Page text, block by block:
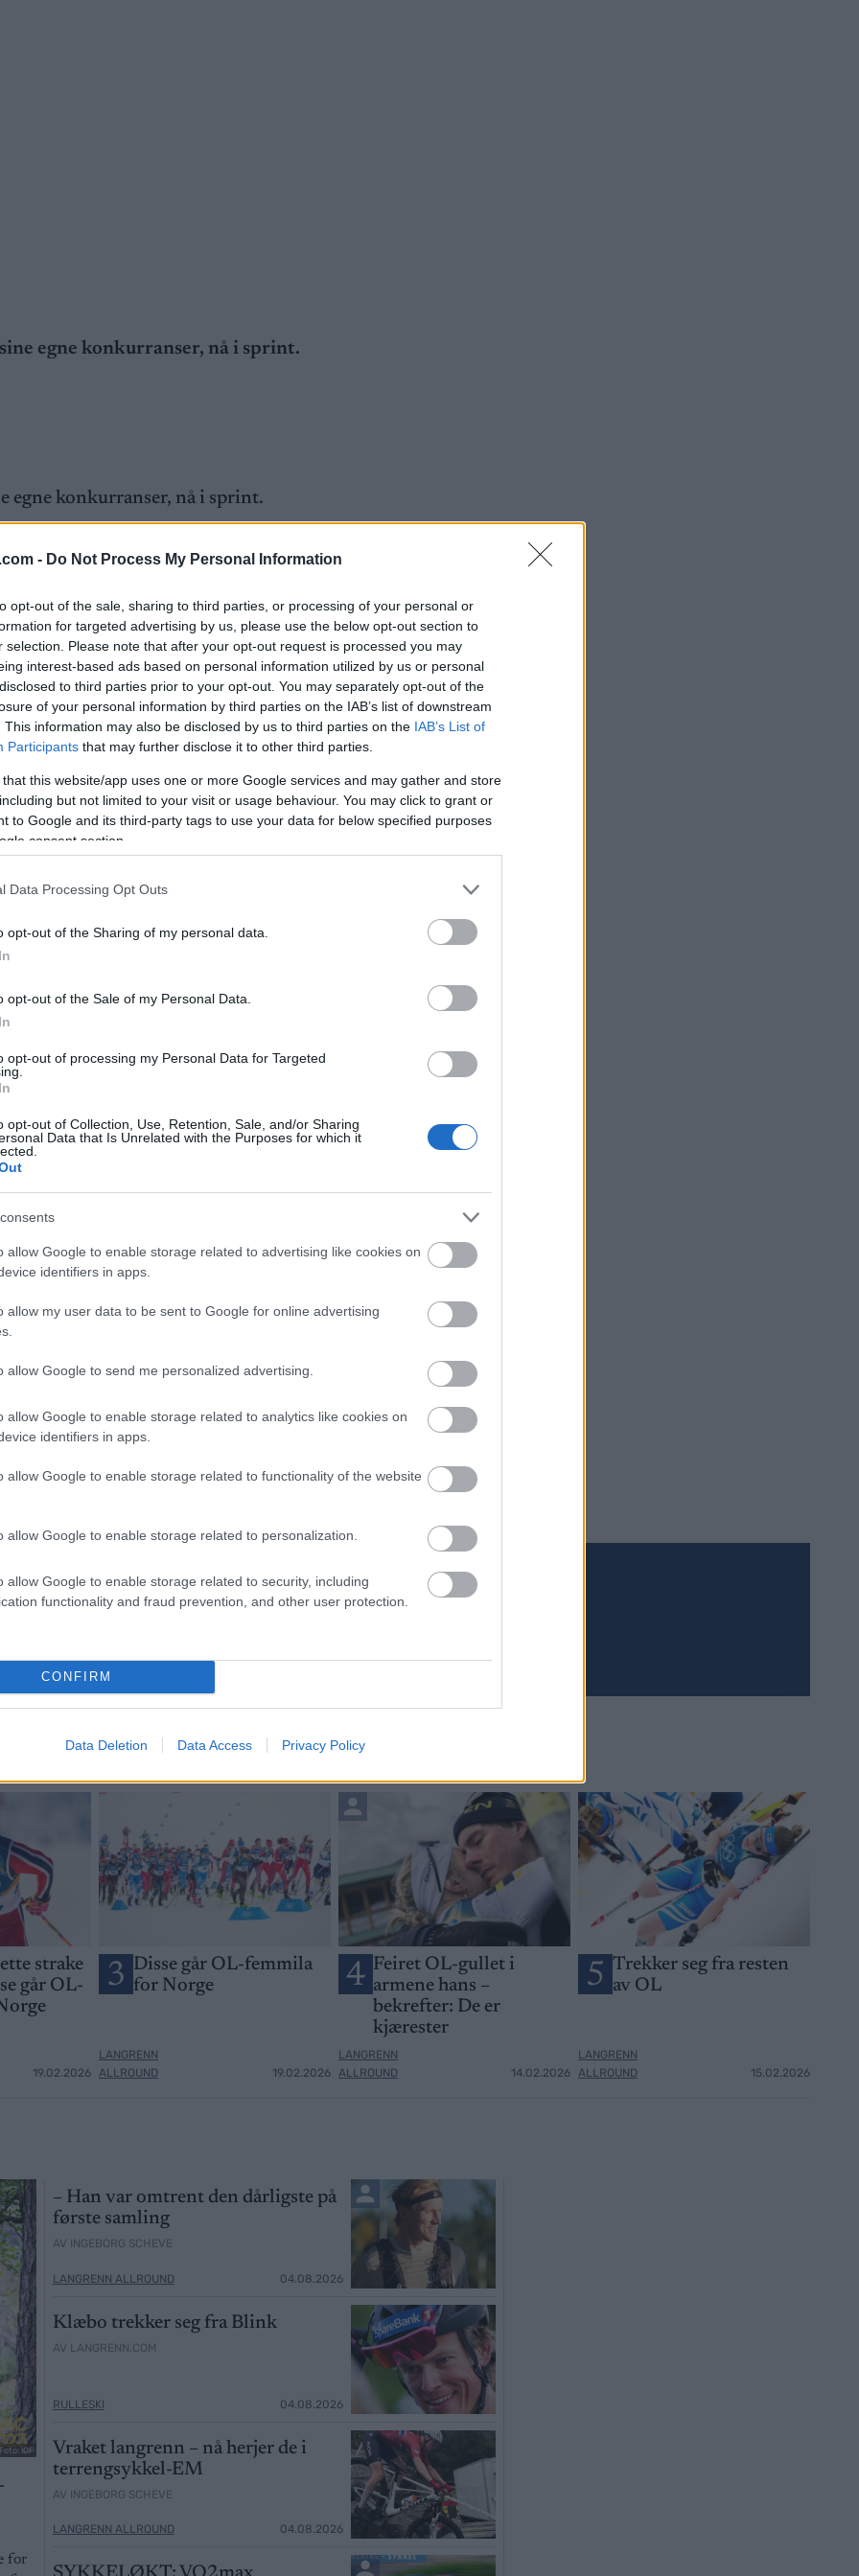
- Do Not Process My Personal Information
opt-out of the sale, sharing to third parties, or processing of your personal or
for targeted advertising by us, please use the below opt-out section to
selection. Please note that after your opt-out request is processed you may
interest-based ads based on personal information utilized by us or personal
to third parties prior to your opt-out. You may separately opt-out of the
of your personal information by third parties on the IAB’s list of downstream
This information may also be disclosed by us to third parties on the IAB’s List of
Participants that may further disclose it to other third parties.
that this website/app uses one or more Google services and may gather and store
but not limited to your visit or usage behaviour. You may click to grant or
to Google and its third-party tags to use your data for below specified purposes
consent section.
Data Processing Opt Outs
opt-out of the Sharing of my personal data.
opt-out of the Sale of my Personal Data.
opt-out of processing my Personal Data for Targeted
opt-out of Collection, Use, Retention, Sale, and/or Sharing
Data that Is Unrelated with the Purposes for which it
allow Google to enable storage related to advertising like cookies on
identifiers in apps.
allow my user data to be sent to Google for online advertising
allow Google to send me personalized advertising.
allow Google to enable storage related to analytics like cookies on
identifiers in apps.
allow Google to enable storage related to functionality of the website
allow Google to enable storage related to personalization.
allow Google to enable storage related to security, including
functionality and fraud prevention, and other user protection.
CONFIRM
Data Deletion Data Access Privacy Policy
egne konkurranser, nå i sprint.
egne konkurranser, nå i sprint.
For i likhet med Finland og Norge har det svenske
de har noen virkelige superjenter der. Men allikevel var
19 sekunder og 23 hundredeler.Hun vant for øvrig
prolog-konkurranse i klassisk teknikk fulgte sprinterne
totalt så er det begrenset hvor mye rock’n’roll det
go’biter av dueller, der er det som kjent 6 løpere i hvert
Challenge
strake
går OL-
19.02.2026
3 Disse går OL-femmila
for Norge
LANGRENN
ALLROUND
19.02.2026
4 Feiret OL-gullet i
armene hans –
bekrefter: De er
kjærester
LANGRENN
ALLROUND
14.02.2026
5 Trekker seg fra resten
av OL
LANGRENN
ALLROUND
15.02.2026
Foto: IOF
for
– Han var omtrent den dårligste på
første samling
AV INGEBORG SCHEVE
LANGRENN ALLROUND 04.08.2026
Klæbo trekker seg fra Blink
AV LANGRENN.COM
RULLESKI 04.08.2026
Vraket langrenn – nå herjer de i
terrengsykkel-EM
AV INGEBORG SCHEVE
LANGRENN ALLROUND 04.08.2026